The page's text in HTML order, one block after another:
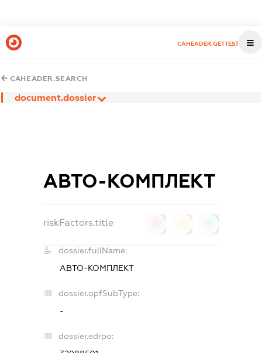
CAHEADER.GETTEST
CAHEADER.SEARCH
document.dossier
АВТО-КОМПЛЕКТ
riskFactors.title
dossier.fullName:
АВТО-КОМПЛЕКТ
dossier.opfSubType:
-
dossier.edrpo: